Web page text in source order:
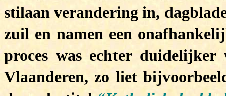
stilaan verandering in,
zuil en namen een
proces was echter
Vlaanderen, zo liet